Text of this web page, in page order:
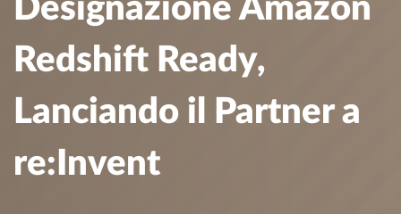
Designazione Amazon
Redshift Ready,
Lanciando il Partner a
re:Invent